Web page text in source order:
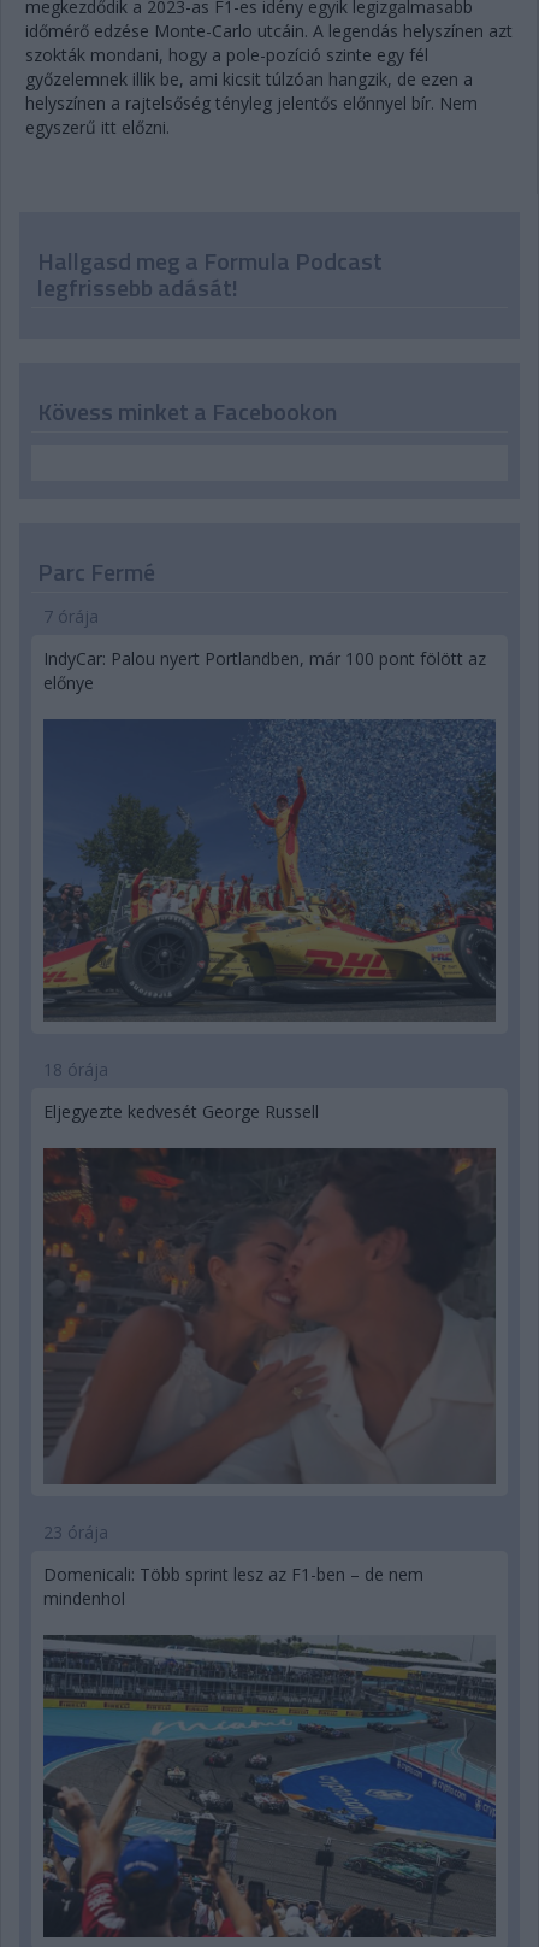
megkezdődik a 2023-as F1-es idény egyik legizgalmasabb
időmérő edzése Monte-Carlo utcáin. A legendás helyszínen azt
szokták mondani, hogy a pole-pozíció szinte egy fél
győzelemnek illik be, ami kicsit túlzóan hangzik, de ezen a
helyszínen a rajtelsőség tényleg jelentős előnnyel bír. Nem
egyszerű itt előzni.
Hallgasd meg a Formula Podcast
legfrissebb adását!
Kövess minket a Facebookon
Parc Fermé
7 órája
IndyCar: Palou nyert Portlandben, már 100 pont fölött az
előnye
18 órája
Eljegyezte kedvesét George Russell
23 órája
Domenicali: Több sprint lesz az F1-ben – de nem
mindenhol